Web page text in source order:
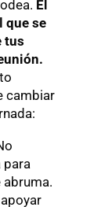
El
que se
tus
cambiar
para